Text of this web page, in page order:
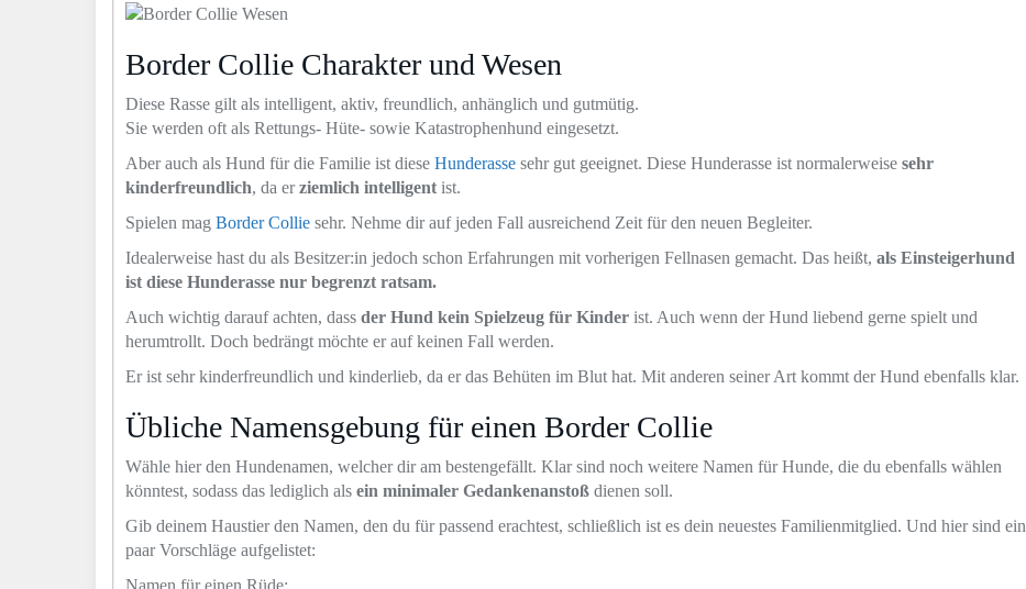
Border Collie Charakter und Wesen
Diese Rasse gilt als intelligent, aktiv, freundlich, anhänglich und gutmütig.
Sie werden oft als Rettungs- Hüte- sowie Katastrophenhund eingesetzt.
Aber auch als Hund für die Familie ist diese Hunderasse sehr gut geeignet. Diese Hunderasse ist normalerweise sehr
kinderfreundlich, da erziemlich intelligent ist.
Spielen mag Border Collie sehr. Nehme dir auf jeden Fall ausreichend Zeit für den neuen Begleiter.
Idealerweise hast du als Besitzer:in jedoch schon Erfahrungen mit vorherigen Fellnasen gemacht. Das heißt, als Einsteigerhund
ist diese Hunderasse nur begrenzt ratsam.
Auch wichtig darauf achten, dass der Hund kein Spielzeug für Kinder ist. Auch wenn der Hund liebend gerne spielt und
herumtrollt. Doch bedrängt möchte er auf keinen Fall werden.
Er ist sehr kinderfreundlich und kinderlieb, da er das Behüten im Blut hat. Mit anderen seiner Art kommt der Hund ebenfalls klar.
Übliche Namensgebung für einen Border Collie
Wähle hier den Hundenamen, welcher dir am bestengefällt. Klar sind noch weitere Namen für Hunde, die du ebenfalls wählen
könntest, sodass das lediglich als ein minimaler Gedankenanstoß dienen soll.
Gib deinem Haustier den Namen, den du für passend erachtest, schließlich ist es dein neuestes Familienmitglied. Und hier sind ein
paar Vorschläge aufgelistet:
Namen für einen Rüde: